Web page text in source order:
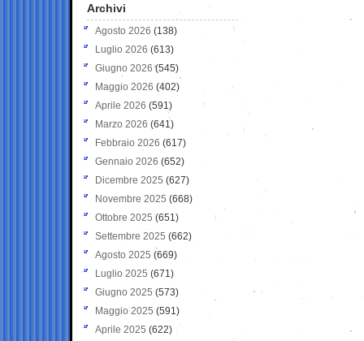
Archivi
Agosto 2026 (138)
Luglio 2026 (613)
Giugno 2026 (545)
Maggio 2026 (402)
Aprile 2026 (591)
Marzo 2026 (641)
Febbraio 2026 (617)
Gennaio 2026 (652)
Dicembre 2025 (627)
Novembre 2025 (668)
Ottobre 2025 (651)
Settembre 2025 (662)
Agosto 2025 (669)
Luglio 2025 (671)
Giugno 2025 (573)
Maggio 2025 (591)
Aprile 2025 (622)